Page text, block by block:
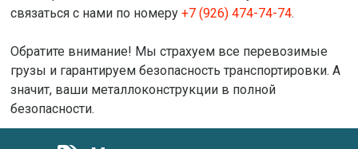
связаться с нами по номеру +7 (926) 474-74-74.
Обратите внимание! Мы страхуем все перевозимые
грузы и гарантируем безопасность транспортировки. А
значит, ваши металлоконструкции в полной
безопасности.